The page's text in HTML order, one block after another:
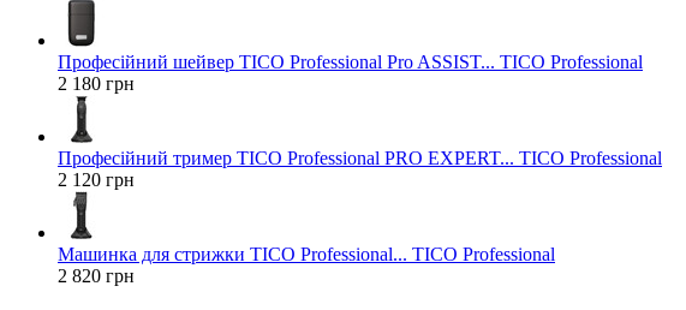
Професійний шейвер TICO Professional Pro ASSIST... TICO Professional
2 180 грн
Професійний тример TICO Professional PRO EXPERT... TICO Professional
2 120 грн
Машинка для стрижки TICO Professional... TICO Professional
2 820 грн